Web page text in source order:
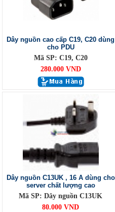
Dây nguồn cao cấp C19, C20 dùng
cho PDU
Mã SP: C19, C20
280.000 VND
Dây nguồn C13UK , 16 A dùng cho
server chất lượng cao
Mã SP: Dây nguồn C13UK
80.000 VND